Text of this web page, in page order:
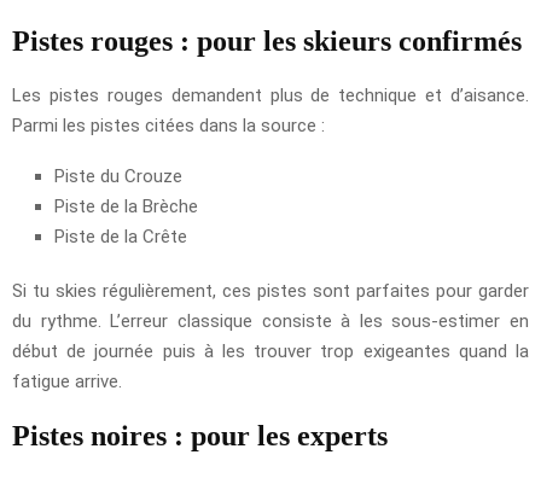
Pistes rouges : pour les skieurs confirmés
Les pistes rouges demandent plus de technique et d’aisance.
Parmi les pistes citées dans la source :
Piste du Crouze
Piste de la Brèche
Piste de la Crête
Si tu skies régulièrement, ces pistes sont parfaites pour garder
du rythme. L’erreur classique consiste à les sous-estimer en
début de journée puis à les trouver trop exigeantes quand la
fatigue arrive.
Pistes noires : pour les experts